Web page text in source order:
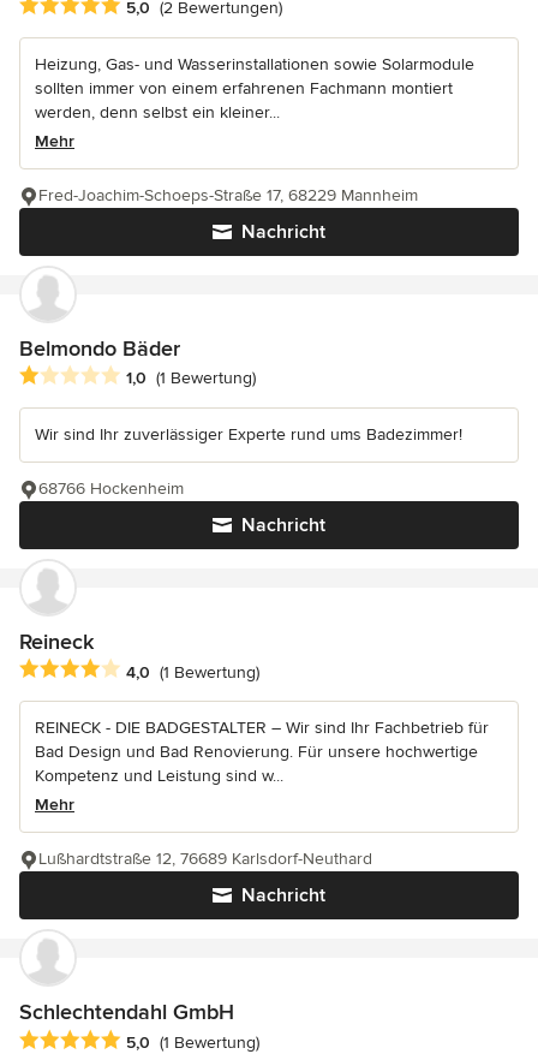
Durchschnittliche Bewertung: 5 von 5 Sternen
5,0 (2 Bewertungen)
Heizung, Gas- und Wasserinstallationen sowie Solarmodule
sollten immer von einem erfahrenen Fachmann montiert
werden, denn selbst ein kleiner...
Mehr
Nachricht
Fred-Joachim-Schoeps-Straße 17, 68229 Mannheim
Belmondo Bäder
Durchschnittliche Bewertung: 1 von 5 Sternen
1,0 (1 Bewertung)
Wir sind Ihr zuverlässiger Experte rund ums Badezimmer!
Nachricht
68766 Hockenheim
Reineck
Durchschnittliche Bewertung: 4 von 5 Sternen
4,0 (1 Bewertung)
REINECK - DIE BADGESTALTER – Wir sind Ihr Fachbetrieb für
Bad Design und Bad Renovierung. Für unsere hochwertige
Kompetenz und Leistung sind w...
Mehr
Nachricht
Lußhardtstraße 12, 76689 Karlsdorf-Neuthard
Schlechtendahl GmbH
Durchschnittliche Bewertung: 5 von 5 Sternen
5,0 (1 Bewertung)